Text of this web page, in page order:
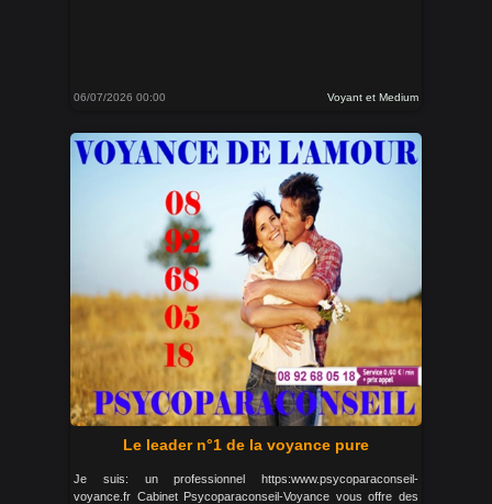
06/07/2026 00:00 Voyant et Medium
Le leader n°1 de la voyance pure
Je suis: un professionnel https:www.psycoparaconseil-
voyance.fr Cabinet Psycoparaconseil-Voyance vous offre des